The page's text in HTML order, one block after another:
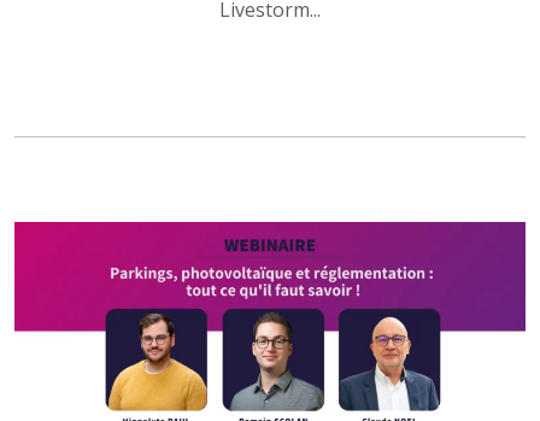
Livestorm...